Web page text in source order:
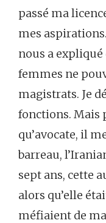
passé ma
mes
nous a expliqué
femmes ne
magistrats. Je
fonctions. Mais
qu’avocate, il
barreau,
sept ans, cette
alors qu’elle
méfiaient de